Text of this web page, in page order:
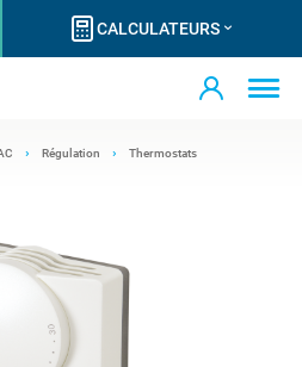
CALCULATEURS
Régulation Thermostats